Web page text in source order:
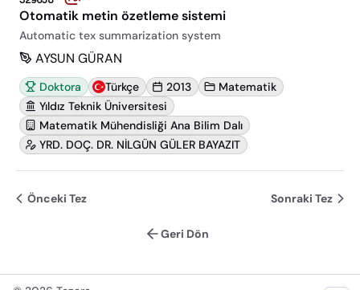
Otomatik metin özetleme sistemi
Automatic tex summarization system
AYSUN GÜRAN
Doktora Türkçe 2013
Matematik
Yıldız Teknik Üniversitesi
Matematik Mühendisliği Ana Bilim Dalı
YRD. DOÇ. DR. NİLGÜN GÜLER BAYAZIT
Önceki Tez Sonraki Tez
Geri Dön